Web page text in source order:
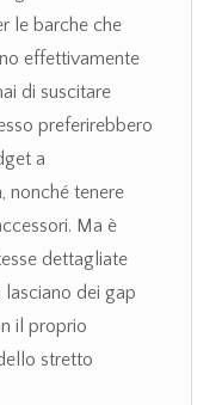
le barche che
effettivamente
di suscitare
preferirebbero
a
nonché tenere
Ma è
dettagliate
dei gap
il proprio
stretto